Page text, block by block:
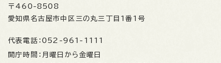
〒460-8508
愛知県名古屋市中区三の丸三丁目1番1号
代表電話： 052-961-1111
開庁時間： 月曜日から金曜日